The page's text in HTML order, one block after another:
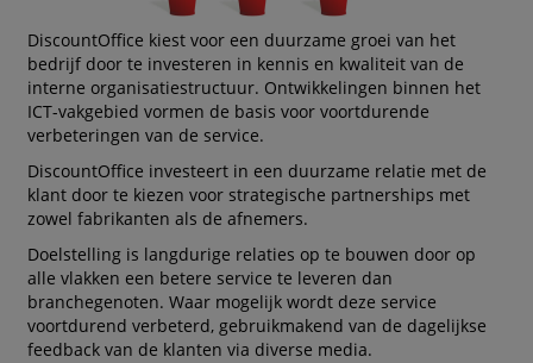
DiscountOffice kiest voor een duurzame groei van het
bedrijf door te investeren in kennis en kwaliteit van de
interne organisatiestructuur. Ontwikkelingen binnen het
ICT-vakgebied vormen de basis voor voortdurende
verbeteringen van de service.
DiscountOffice investeert in een duurzame relatie met de
klant door te kiezen voor strategische partnerships met
zowel fabrikanten als de afnemers.
Doelstelling is langdurige relaties op te bouwen door op
alle vlakken een betere service te leveren dan
branchegenoten. Waar mogelijk wordt deze service
voortdurend verbeterd, gebruikmakend van de dagelijkse
feedback van de klanten via diverse media.